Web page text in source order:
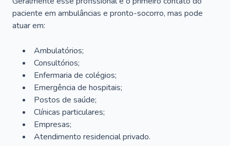
paciente em ambulâncias e pronto-socorro, mas pode
atuar em:
Ambulatórios;
Consultórios;
Enfermaria de colégios;
Emergência de hospitais;
Postos de saúde;
Clínicas particulares;
Empresas;
Atendimento residencial privado.